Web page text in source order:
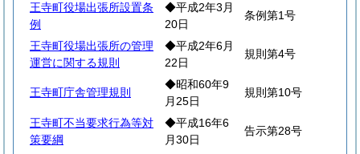
王寺町役場出張所設置条
例
◆平成2年3月
20日
条例第1号
王寺町役場出張所の管理
運営に関する規則
◆平成2年6月
22日
規則第4号
王寺町庁舎管理規則
◆昭和60年9
月25日
規則第10号
王寺町不当要求行為等対
策要綱
◆平成16年6
月30日
告示第28号